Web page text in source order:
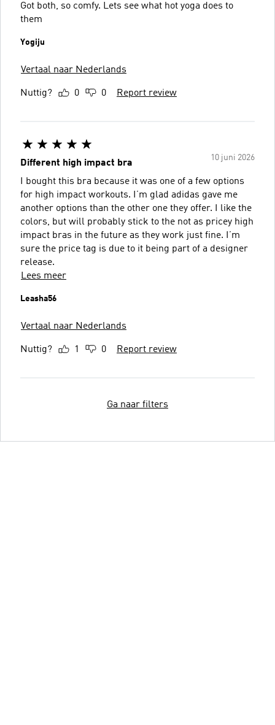
Got both, so comfy. Lets see what hot yoga does to
them
Yogiju
Vertaal naar Nederlands
Nuttig? 0 0 Report review
10 juni 2026
Different high impact bra
I bought this bra because it was one of a few options
for high impact workouts. I’m glad adidas gave me
another options than the other one they offer. I like the
colors, but will probably stick to the not as pricey high
impact bras in the future as they work just fine. I’m
sure the price tag is due to it being part of a designer
release.
Lees meer
Leasha56
Vertaal naar Nederlands
Nuttig? 1 0 Report review
Ga naar filters